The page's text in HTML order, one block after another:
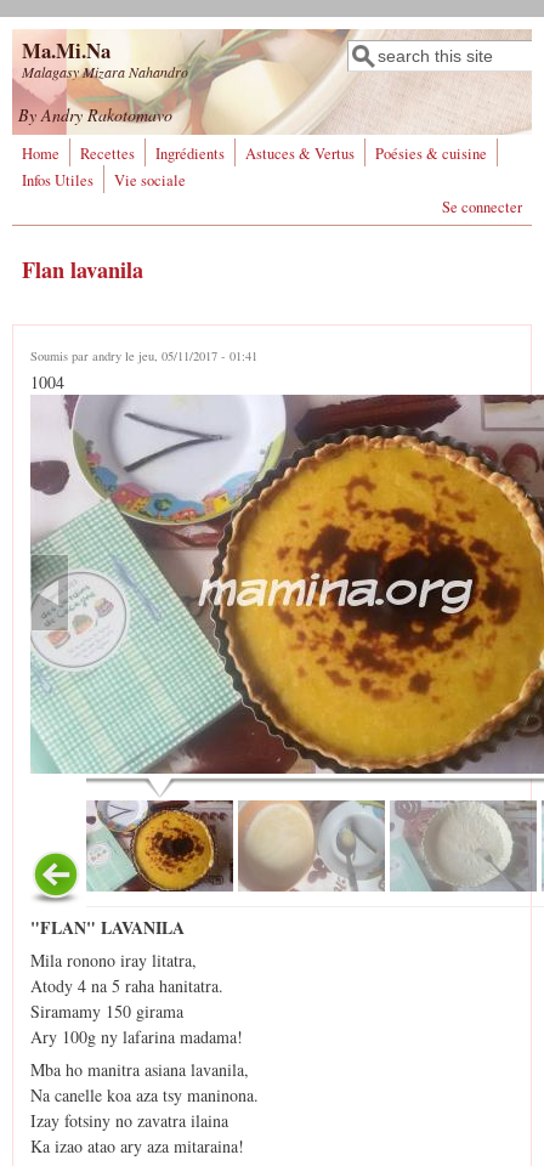
Aller au contenu principal
Ma.Mi.Na
Malagasy Mizara Nahandro
Formulaire de
recherche
Rechercher
By Andry Rakotomavo
Home Recettes Ingrédients Astuces & Vertus
Poésies & cuisine
Infos Utiles
Vie sociale
Se connecter
Flan lavanila
Soumis par andry le jeu, 05/11/2017 - 01:41
1004
"FLAN" LAVANILA
Mila ronono iray litatra,
Atody 4 na 5 raha hanitatra.
Siramamy 150 girama
Ary 100g ny lafarina madama!
Mba ho manitra asiana lavanila,
Na canelle koa aza tsy maninona.
Izay fotsiny no zavatra ilaina
Ka izao atao ary aza mitaraina!